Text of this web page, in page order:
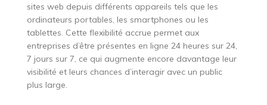
sites web depuis différents appareils tels que les
ordinateurs portables, les smartphones ou les
tablettes. Cette flexibilité accrue permet aux
entreprises d’être présentes en ligne 24 heures sur 24,
7 jours sur 7, ce qui augmente encore davantage leur
visibilité et leurs chances d’interagir avec un public
plus large.